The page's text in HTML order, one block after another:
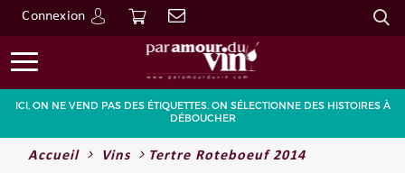
Connexion
Go
ICI, ON NE VEND PAS DES ÉTIQUETTES. ON SÉLECTIONNE DES HISTOIRES À
DÉBOUCHER
Accueil Vins Tertre Roteboeuf 2014